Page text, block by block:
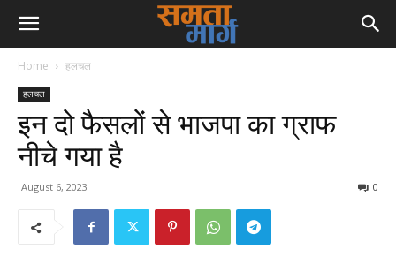
Home हलचल
हलचल
इन दो फैसलों से भाजपा का ग्राफ
नीचे गया है
August 6, 2023 0